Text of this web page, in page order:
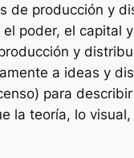
producción y
poder, el capital
y
a ideas y
para
la teoría, lo